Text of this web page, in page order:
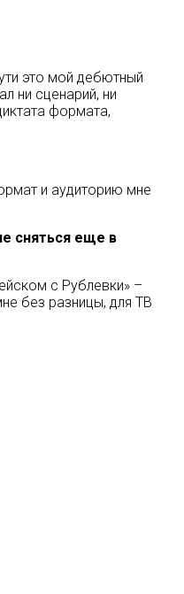
это мой дебютный
ни сценарий, ни
формата,
и аудиторию мне
сняться еще в
с Рублевки» –
без разницы, для ТВ